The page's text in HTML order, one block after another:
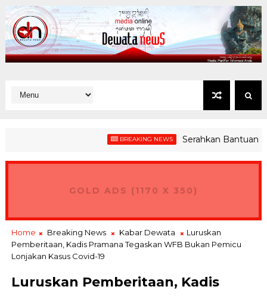
BREAKING NEWS Serahkan Bantuan,
Kawasan Pariwisata Disulap Jadi Zona Rendah Emisi
GOLD ADS (1170 X 350)
Home Breaking News Kabar Dewata
Luruskan
Pemberitaan, Kadis Pramana Tegaskan WFB Bukan Pemicu
Lonjakan Kasus Covid-19
Luruskan Pemberitaan, Kadis